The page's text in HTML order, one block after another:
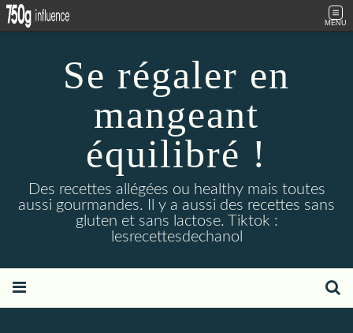
MENU
Se régaler en
mangeant
équilibré !
Des recettes allégées ou healthy mais toutes
aussi gourmandes. Il y a aussi des recettes sans
gluten et sans lactose. Tiktok :
lesrecettesdechanol